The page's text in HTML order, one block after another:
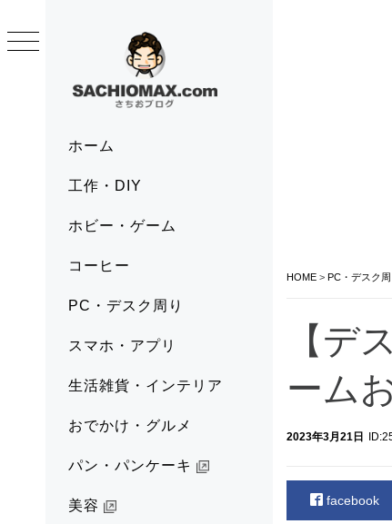
ホーム
工作・DIY
ホビー・ゲーム
コーヒー
PC・デスク周り
スマホ・アプリ
生活雑貨・インテリア
おでかけ・グルメ
パン・パンケーキ
美容
to
HOME > PC・デスク周
【デ
ーム
2023年3月21日
facebook